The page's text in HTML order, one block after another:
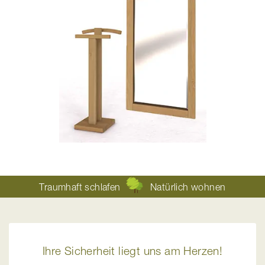
Traumhaft schlafen Natürlich wohnen
Ihre Sicherheit liegt uns am Herzen!